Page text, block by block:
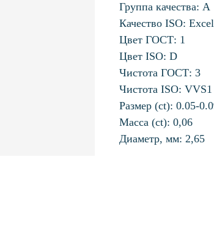
Группа качества: А
Качество ISO:
Цвет ГОСТ: 1
Цвет ISO: D
Чистота ГОСТ: 3
Чистота ISO: VVS1
Размер (ct): 0.05-
Масса (ct): 0,06
Диаметр, мм: 2,65